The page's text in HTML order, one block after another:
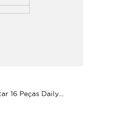
16 Peças Daily